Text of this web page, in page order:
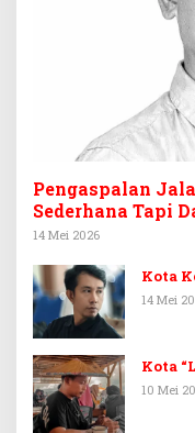
Pengaspalan
Sederhana Tapi
14 Mei 2026
Kota
14 Mei
Kota
10 Mei